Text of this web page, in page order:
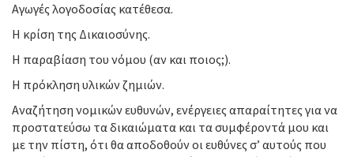
Αγωγές λογοδοσίας κατέθεσα.
Η κρίση της Δικαιοσύνης.
Η παραβίαση του νόμου (αν και ποιος;).
Η πρόκληση υλικών ζημιών.
Αναζήτηση νομικών ευθυνών, ενέργειες απαραίτητες για να
προστατεύσω τα δικαιώματα και τα συμφέροντά μου και
με την πίστη, ότι θα αποδοθούν οι ευθύνες σ’ αυτούς που